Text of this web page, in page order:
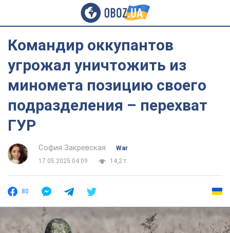
Командир оккупантов
угрожал уничтожить из
миномета позицию своего
подразделения – перехват
ГУР
София Закревская
War
17.05.2025 04:09
14,2 т.
80